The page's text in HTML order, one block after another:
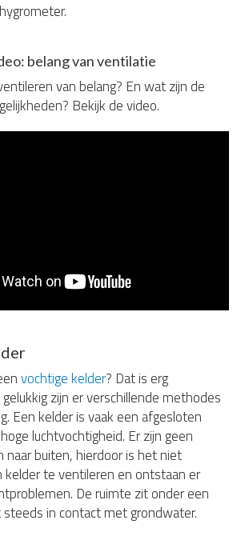
belang van ventilatie
van belang? En wat zijn de
Bekijk de video.
vochtige kelder? Dat is erg
zijn er verschillende methodes
Een kelder is vaak een afgesloten
luchtvochtigheid. Er zijn geen
naar buiten, hierdoor is het niet
kelder te ventileren en ontstaan er
De ruimte zit onder een
in contact met grondwater.